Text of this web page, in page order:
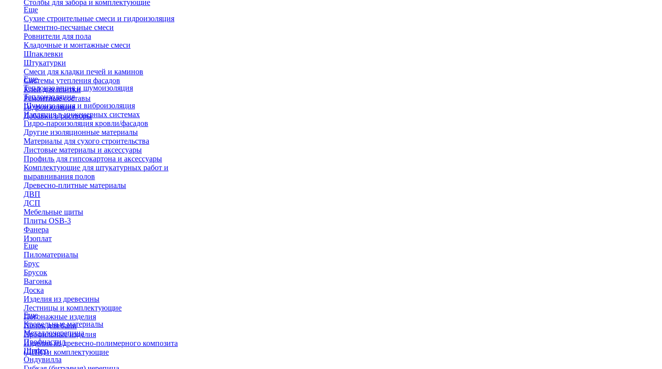
Столбы для забора и комплектующие
Еще
Сухие строительные смеси и гидроизоляция
Цементно-песчаные смеси
Ровнители для пола
Кладочные и монтажные смеси
Шпаклевки
Штукатурки
Смеси для кладки печей и каминов
Системы утепления фасадов
Клей для плитки
Ремонтные составы
Гидроизоляция
Добавки в растворы
Еще
Теплоизоляция и шумоизоляция
Теплоизоляция
Шумоизоляция и виброизоляция
Изоляция в инженерных системах
Гидро-пароизоляция кровли/фасадов
Другие изоляционные материалы
Материалы для сухого строительства
Листовые материалы и аксессуары
Профиль для гипсокартона и аксессуары
Комплектующие для штукатурных работ и
выравнивания полов
Древесно-плитные материалы
ДВП
ДСП
Мебельные щиты
Плиты OSB-3
Фанера
Изоплат
Еще
Пиломатериалы
Брус
Брусок
Вагонка
Доска
Изделия из древесины
Лестницы и комплектующие
Погонажные изделия
Полок для бани
Профильные изделия
Изделия из древесно-полимерного композита
(ДПК) и комплектующие
Еще
Кровельные материалы
Металлочерепица
Профнастил
Шифер
Ондувилла